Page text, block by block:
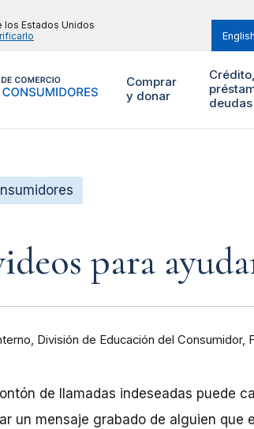
los Estados Unidos
English
Comprar
y donar
Crédito,
deudas
para
División de Educación del Consumidor,
de llamadas indeseadas puede
un mensaje grabado de alguien que